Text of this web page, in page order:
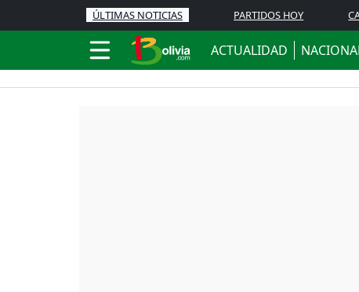
ÚLTIMAS NOTICIAS PARTIDOS HOY
ACTUALIDAD